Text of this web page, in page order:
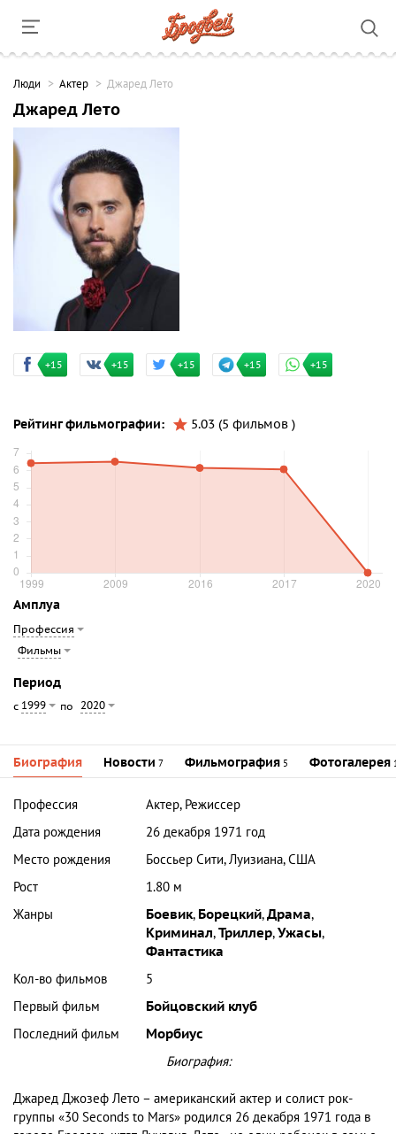
Люди Актер Джаред Лето
Джаред Лето
+15 +15 +15 +15 +15
Рейтинг фильмографии: 5.03 (5 фильмов )
Амплуа
Профессия
Фильмы
Период
с 1999 по 2020
Биография Новости 7 Фильмография 5 Фотогалерея
Профессия
Актер, Режиссер
Дата рождения
26 декабря 1971 год
Место рождения
Боссьер Сити, Луизиана, США
Рост
1.80 м
Жанры
Боевик, Борецкий,Драма,
Криминал,Триллер,Ужасы,
Фантастика
Кол-во фильмов
5
Первый фильм
Бойцовский клуб
Последний фильм
Морбиус
Биография:
Джаред Джозеф Лето – американский актер и солист рок-
группы «30 Seconds to Mars» родился 26 декабря 1971 года в